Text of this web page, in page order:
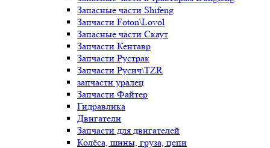
Запасные части Shifeng
Запчасти Foton\Lovol
Запасные части Скаут
Запчасти Кентавр
Запчасти Рустрак
Запчасти Русич\TZR
запчасти уралец
Запчасти Файтер
Гидравлика
Двигатели
Запчасти для двигателей
Колёса, шины, груза, цепи